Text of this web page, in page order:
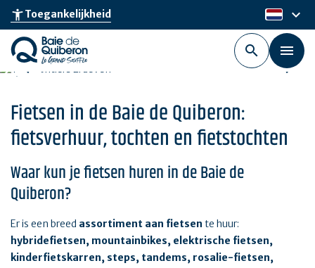
Skip
main
content
accessibility_newToegankelijkheid nl
keyboard_arrow_down
Fietsen in de Baie de Quiberon:
fietsverhuur, tochten en fietstochten
Waar kun je fietsen huren in de Baie de
Quiberon?
Er is een breed assortiment aan fietsen te huur:
hybridefietsen, mountainbikes, elektrische fietsen,
kinderfietskarren, steps, tandems, rosalie-fietsen,